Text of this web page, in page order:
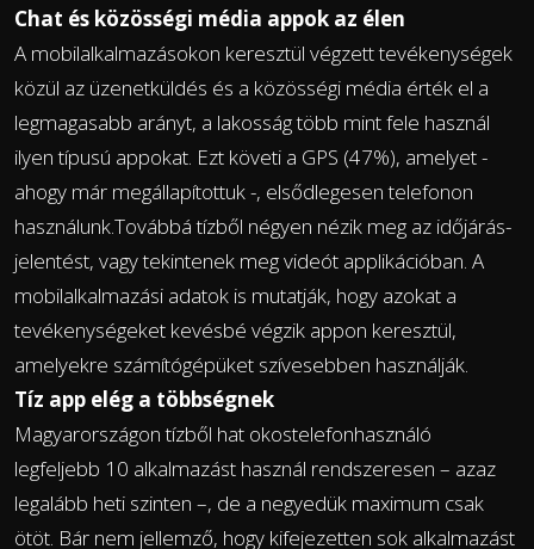
Chat és közösségi média appok az élen
A mobilalkalmazásokon keresztül végzett tevékenységek
közül az üzenetküldés és a közösségi média érték el a
legmagasabb arányt, a lakosság több mint fele használ
ilyen típusú appokat. Ezt követi a GPS (47%), amelyet -
ahogy már megállapítottuk -, elsődlegesen telefonon
használunk.Továbbá tízből négyen nézik meg az időjárás-
jelentést, vagy tekintenek meg videót applikációban. A
mobilalkalmazási adatok is mutatják, hogy azokat a
tevékenységeket kevésbé végzik appon keresztül,
amelyekre számítógépüket szívesebben használják.
Tíz app elég a többségnek
Magyarországon tízből hat okostelefonhasználó
legfeljebb 10 alkalmazást használ rendszeresen – azaz
legalább heti szinten –, de a negyedük maximum csak
ötöt. Bár nem jellemző, hogy kifejezetten sok alkalmazást